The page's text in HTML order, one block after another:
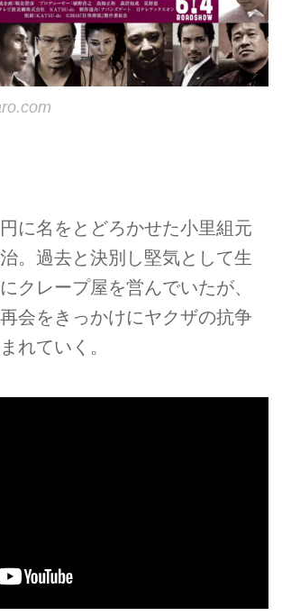
に名をとどろかせた小里組元
。過去と決別し堅気として生
クレープ屋を営んでいたが、
会をきっかけにヤクザの抗争
れていく。